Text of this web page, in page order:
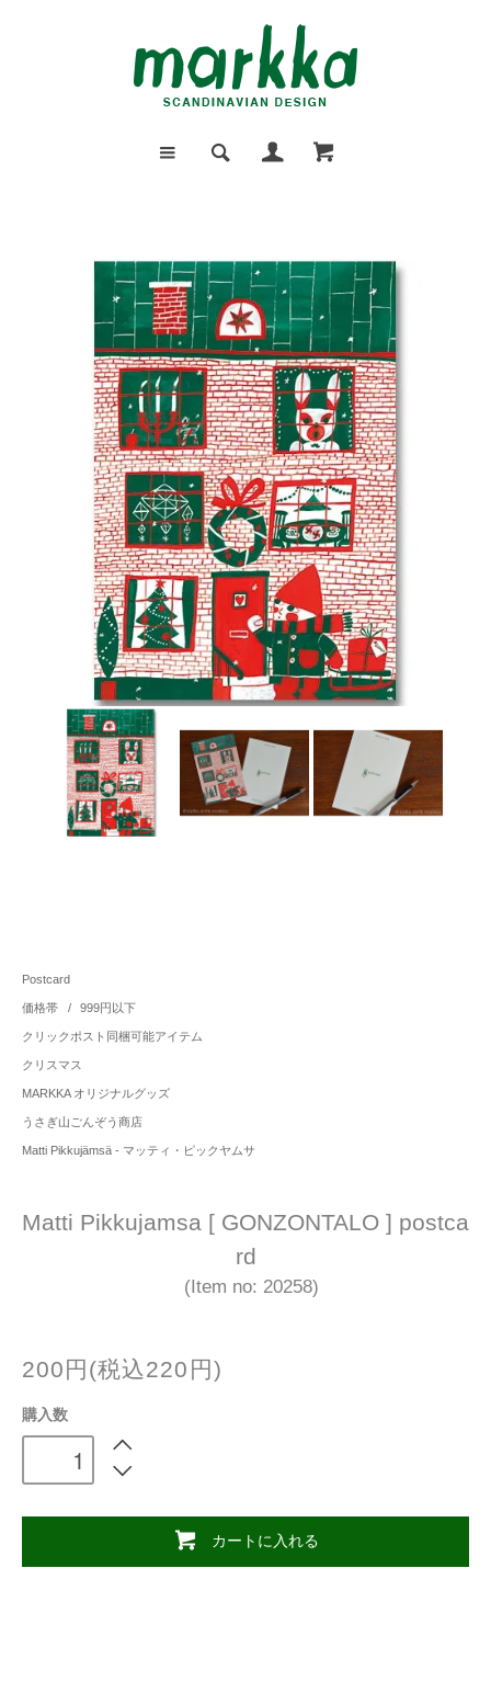
Postcard
価格帯 / 999円以下
クリックポスト同梱可能アイテム
クリスマス
MARKKA オリジナルグッズ
うさぎ山ごんぞう商店
Matti Pikkujämsä - マッティ・ピックヤムサ
Matti Pikkujamsa [ GONZONTALO ] postca
rd
(Item no: 20258)
200円(税込220円)
購入数
カートに入れる